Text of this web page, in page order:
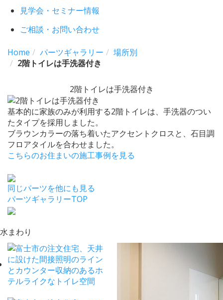
見学会・セミナー情報
ご相談・お問い合わせ
Home パーツギャラリー
場所別
2階トイレは手洗器付き
2階トイレは手洗器付き
基本的に家族のみが利用する2階トイレは、手洗器のつい
たタイプを採用しました。
ブラウンカラーの落ち着いたアクセントクロスと、石目調
フロアタイルを合わせました。
こちらのお住まいの施工事例を見る
同じパーツを他にも見る
パーツギャラリーTOP
水まわり